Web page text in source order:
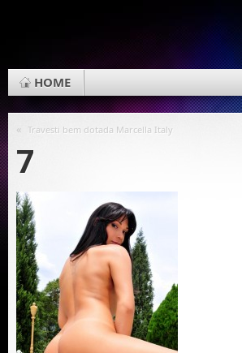
HOME
« Travesti bem dotada Marcella Italy
7